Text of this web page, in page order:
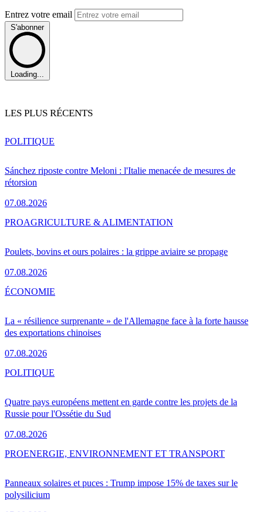
Entrez votre email
S'abonner
Loading...
LES PLUS RÉCENTS
Sánchez riposte contre Meloni : l'Italie menacée de mesures de
rétorsion
07.08.2026
POLITIQUE
Poulets, bovins et ours polaires : la grippe aviaire se propage
07.08.2026
PROAGRICULTURE & ALIMENTATION
La « résilience surprenante » de l'Allemagne face à la forte hausse
des exportations chinoises
07.08.2026
ÉCONOMIE
Quatre pays européens mettent en garde contre les projets de la
Russie pour l'Ossétie du Sud
07.08.2026
POLITIQUE
Panneaux solaires et puces : Trump impose 15% de taxes sur le
polysilicium
PROENERGIE, ENVIRONNEMENT ET TRANSPORT